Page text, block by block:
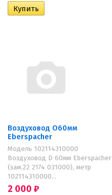
Воздуховод O60мм
Eberspacher
Модель 102114310000
Воздуховод D 60мм Eberspacher
(зам.22 2174 031000), метр
102114310000...
2 000 ₽